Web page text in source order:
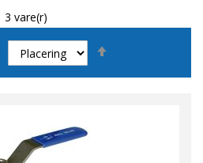
3 vare(r)